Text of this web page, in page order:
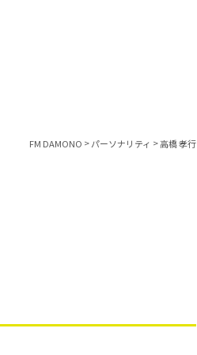
FM DAMONO >パーソナリティ >高橋 孝行